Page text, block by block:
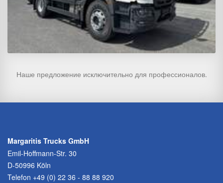
Наше предложение исключительно для профессионалов.
Margaritis Trucks GmbH
Emil-Hoffmann-Str. 30
D-50996 Köln
Telefon +49 (0) 22 36 - 88 88 920